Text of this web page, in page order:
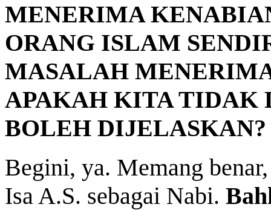
MENERIMA
ORANG ISLAM
MASALAH
APAKAH KITA TIDAK
BOLEH DIJELASKAN?
Begini, ya. Memang
Isa A.S. sebagai Nabi.